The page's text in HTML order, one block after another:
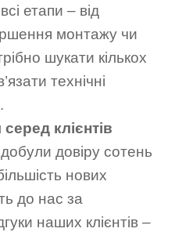
етапи – від
монтажу чи
шукати кількох
технічні
клієнтів
довіру сотень
нових
до нас за
наших клієнтів –